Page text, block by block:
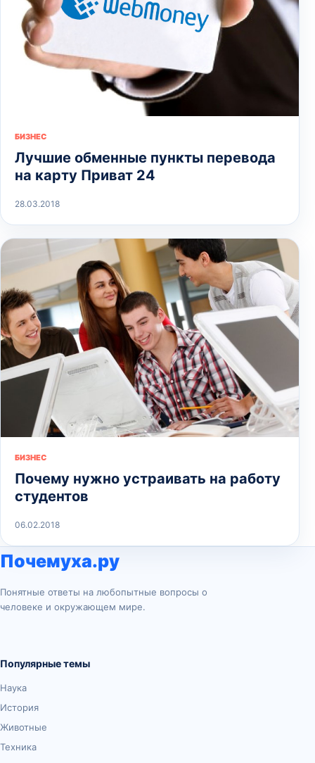
БИЗНЕС
Лучшие обменные пункты перевода
на карту Приват 24
28.03.2018
БИЗНЕС
Почему нужно устраивать на работу
студентов
06.02.2018
Почемуха.ру
Понятные ответы на любопытные вопросы о
человеке и окружающем мире.
Популярные темы
Наука
История
Животные
Техника